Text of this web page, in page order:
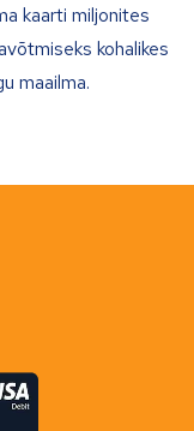
kaarti miljonites
kohalikes
maailma.